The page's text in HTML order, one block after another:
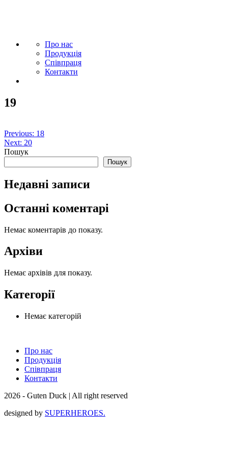
Про нас
Продукція
Співпраця
Контакти
19
Навігація
записів
Previous: 18
Next: 20
Пошук
Пошук
Недавні записи
Останні коментарі
Немає коментарів до показу.
Архіви
Немає архівів для показу.
Категорії
Немає категорій
Про нас
Продукція
Співпраця
Контакти
2026 - Guten Duck | All right reserved
designed by SUPERHEROES.